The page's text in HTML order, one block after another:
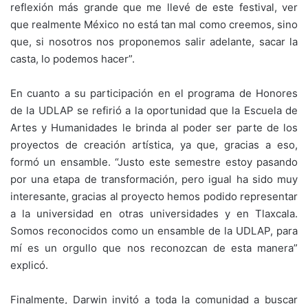
reflexión más grande que me llevé de este festival, ver
que realmente México no está tan mal como creemos, sino
que, si nosotros nos proponemos salir adelante, sacar la
casta, lo podemos hacer”.
En cuanto a su participación en el programa de Honores
de la UDLAP se refirió a la oportunidad que la Escuela de
Artes y Humanidades le brinda al poder ser parte de los
proyectos de creación artística, ya que, gracias a eso,
formó un ensamble. “Justo este semestre estoy pasando
por una etapa de transformación, pero igual ha sido muy
interesante, gracias al proyecto hemos podido representar
a la universidad en otras universidades y en Tlaxcala.
Somos reconocidos como un ensamble de la UDLAP, para
mí es un orgullo que nos reconozcan de esta manera”
explicó.
Finalmente, Darwin invitó a toda la comunidad a buscar